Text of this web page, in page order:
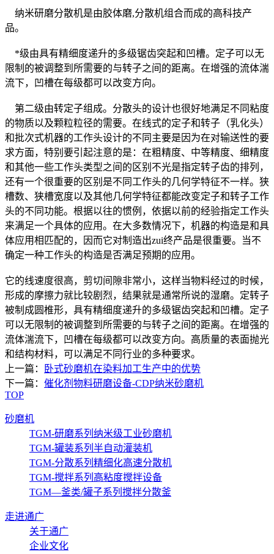
纳米研磨分散机是由胶体磨,分散机组合而成的高科技产
品。
*级由具有精细度递升的多级锯齿突起和凹槽。定子可以无
限制的被调整到所需要的与转子之间的距离。在增强的流体湍
流下，凹槽在每级都可以改变方向。
第二级由转定子组成。分散头的设计也很好地满足不同粘度
的物质以及颗粒粒径的需要。在线式的定子和转子（乳化头）
和批次式机器的工作头设计的不同主要是因为在对输送性的要
求方面，特别要引起注意的是：在粗精度、中等精度、细精度
和其他一些工作头类型之间的区别不光是指定转子齿的排列，
还有一个很重要的区别是不同工作头的几何学特征不一样。狭
槽数、狭槽宽度以及其他几何学特征都能改变定子和转子工作
头的不同功能。根据以往的惯例，依据以前的经验指定工作头
来满足一个具体的应用。在大多数情况下，机器的构造是和具
体应用相匹配的，因而它对制造出zui终产品是很重要。当不
确定一种工作头的构造是否满足预期的应用。
它的线速度很高，剪切间隙非常小，这样当物料经过的时候，
形成的摩擦力就比较剧烈，结果就是通常所说的湿磨。定转子
被制成圆椎形，具有精细度递升的多级锯齿突起和凹槽。定子
可以无限制的被调整到所需要的与转子之间的距离。在增强的
流体湍流下，凹槽在每级都可以改变方向。高质量的表面抛光
和结构材料，可以满足不同行业的多种要求。
上一篇：
卧式砂磨机在染料加工生产中的优势
下一篇： 催化剂物料研磨设备-CDP纳米砂磨机
TOP
砂磨机
TGM-研磨系列纳米级工业砂磨机
TGM-罐装系列半自动灌装机
TGM-分散系列精细化高速分散机
TGM-搅拌系列高粘度搅拌设备
TGM—釜类/罐子系列搅拌分散釜
走进通广
关于通广
企业文化